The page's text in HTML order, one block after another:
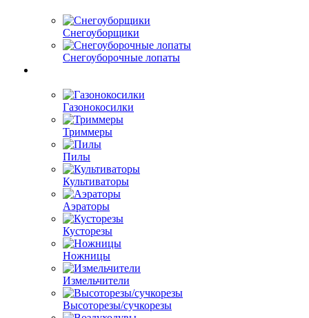
Снегоуборщики
Снегоуборочные лопаты
Газонокосилки
Триммеры
Пилы
Культиваторы
Аэраторы
Кусторезы
Ножницы
Измельчители
Высоторезы/сучкорезы